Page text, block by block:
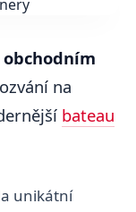
obchodním
na
bateau
unikátní